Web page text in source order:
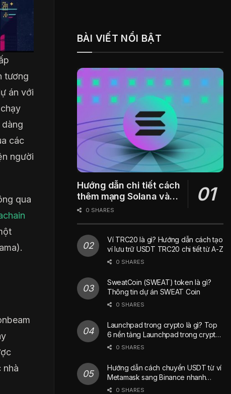
tương
án với
các
người
qua
nhà
BÀI VIẾT NỔI BẬT
Hướng dẫn chi tiết cách
thêm mạng Solana vào
ví Metamask
0 SHARES
Ví TRC20 là gì? Hướng dẫn cách tạo
ví lưu trữ USDT TRC20 chi tiết từ A-Z
0 SHARES
SweatCoin (SWEAT) token là gì?
Thông tin dự án SWEAT Coin
0 SHARES
Launchpad trong crypto là gì? Top
6 nền tảng Launchpad trong crypto
phổ biến nhất hiện nay
0 SHARES
Hướng dẫn cách chuyển USDT từ ví
Metamask sang Binance nhanh
chóng
0 SHARES